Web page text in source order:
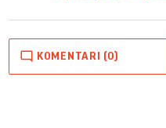
KOMENTARI (0)